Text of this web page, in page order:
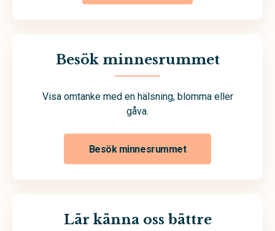
Besök minnesrummet
Visa omtanke med en hälsning, blomma eller
gåva.
Besök minnesrummet
Lär känna oss bättre